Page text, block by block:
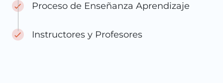
Proceso de Enseñanza Aprendizaje
Instructores y Profesores